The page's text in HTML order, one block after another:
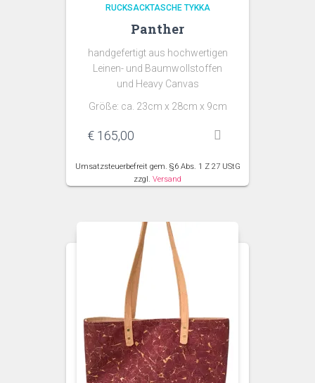
RUCKSACKTASCHE TYKKA
Panther
handgefertigt aus hochwertigen
Leinen- und Baumwollstoffen
und Heavy Canvas
Größe: ca. 23cm x 28cm x 9cm
€ 165,00
Umsatzsteuerbefreit gem. §6 Abs. 1 Z 27 UStG
zzgl. Versand